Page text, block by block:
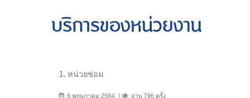
บริการของหน่วยงาน
1. หน่วยซ่อม
6 พฤษภาคม 2564 อ่าน 796 ครั้ง